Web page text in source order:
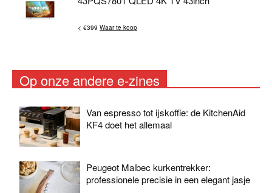
< €399 Waar te koop
Op onze andere e-zines
Van espresso tot ijskoffie: de KitchenAid
KF4 doet het allemaal
Peugeot Malbec kurkentrekker:
professionele precisie in een elegant jasje